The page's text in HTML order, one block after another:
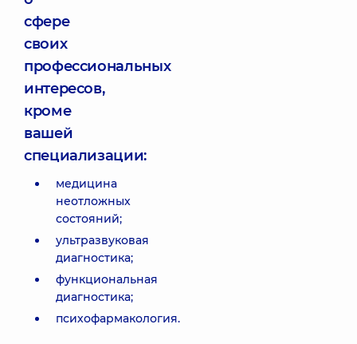
сфере
своих
профессиональных
интересов,
кроме
вашей
специализации:
медицина
неотложных
состояний;
ультразвуковая
диагностика;
функциональная
диагностика;
психофармакология.